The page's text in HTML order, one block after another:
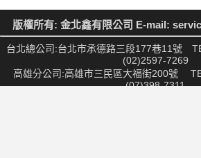
版權所有: 金北鑫有限公司 E-mail:
台北總公司:台北市承德路三段177巷11號
(02)2597-7269
高雄分公司:高雄市三民區大福街200號
(07)398-7311